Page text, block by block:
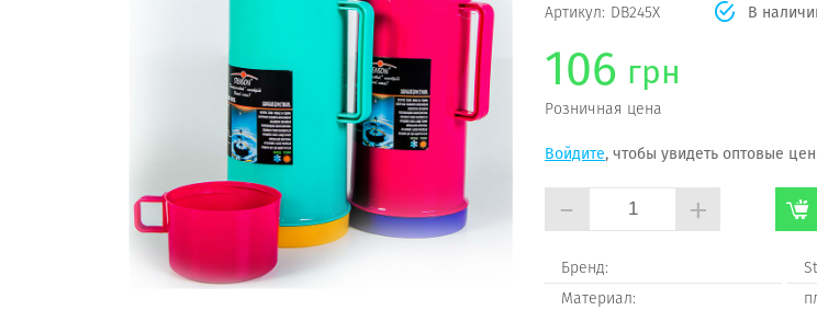
Артикул: DB245X В
106 грн
Розничная цена
Войдите, чтобы увидеть оптовые
- +
Бренд:
Материал: